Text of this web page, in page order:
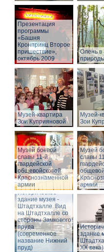
Презентация
программы
«Башня
Кронпринц Второе
пришествие»,
октябрь 2009
Олень в
Музей-квартира
Зои Куприяновой
Музей-
Зои
Музей боевой
славы 11-й
гвардейской
общевойсковой
Краснознаменной
армии
Музей
славы
армии
Историческое
здание музея -
Штадтхалле. Вид
на Штадтхалле со
стороны Замкового
пруда
(современное
название Нижний
пруд)
здание
XX века)